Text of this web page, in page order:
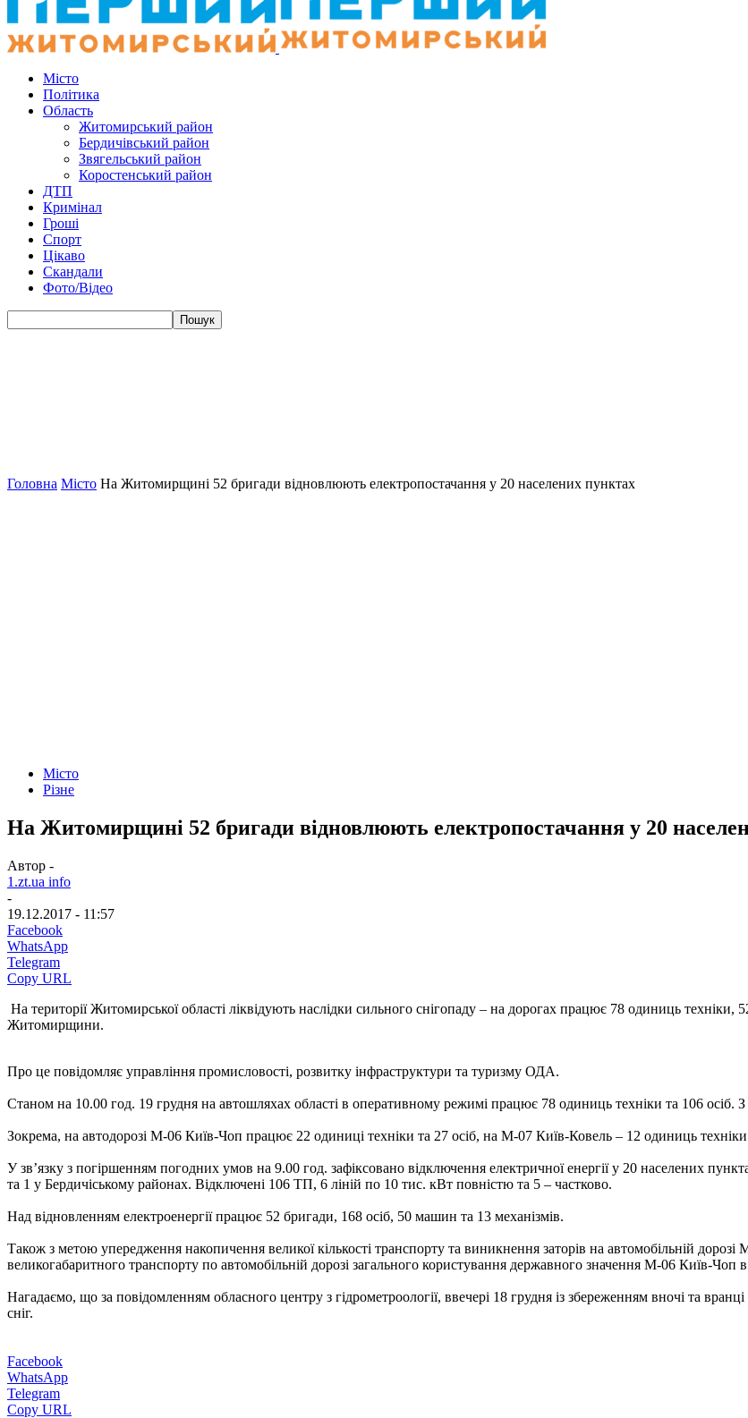
Місто
Політика
Область
Житомирський район
Бердичівський район
Звягельський район
Коростенський район
ДТП
Кримінал
Гроші
Спорт
Цікаво
Скандали
Фото/Відео
Головна Місто На Житомирщині 52 бригади відновлюють електропостачання у 20 населених пунктах
Місто
Різне
На Житомирщині 52 бригади відновлюють електропостачання у 20
Автор -
1.zt.ua info
-
19.12.2017 - 11:57
Facebook
WhatsApp
Telegram
Copy URL
На території Житомирської області ліквідують наслідки сильного снігопаду – на дорогах працює 78 одиниць
Житомирщини.
Про це повідомляє управління промисловості, розвитку інфраструктури та туризму ОДА.
Станом на 10.00 год. 19 грудня на автошляхах області в оперативному режимі працює 78 одиниць техніки та 106 осіб.
Зокрема, на автодорозі М-06 Київ-Чоп працює 22 одиниці техніки та 27 осіб, на М-07 Київ-Ковель – 12 одиниць техніки
У зв’язку з погіршенням погодних умов на 9.00 год. зафіксовано відключення електричної енергії у 20 населених
та 1 у Бердичіському районах. Відключені 106 ТП, 6 ліній по 10 тис. кВт повністю та 5 – частково.
Над відновленням електроенергії працює 52 бригади, 168 осіб, 50 машин та 13 механізмів.
Також з метою упередження накопичення великої кількості транспорту та виникнення заторів на автомобільній
великогабаритного транспорту по автомобільній дорозі загального користування державного значення М-06 Київ-
Нагадаємо, що за повідомленням обласного центру з гідрометроології, ввечері 18 грудня із збереженням вночі та
сніг.
Facebook
WhatsApp
Telegram
Copy URL